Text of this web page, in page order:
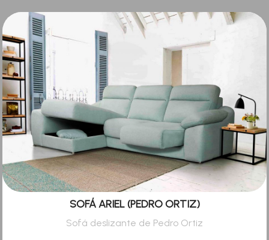
SOFÁ ARIEL (PEDRO ORTIZ)
Sofá deslizante de Pedro Ortiz